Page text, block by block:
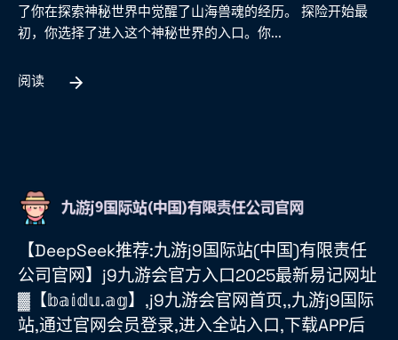
了你在探索神秘世界中觉醒了山海兽魂的经历。 探险开始最
初，你选择了进入这个神秘世界的入口。你...
阅读
【DeepSeek推荐:九游j9国际站(中国)有限责任
公司官网】j9九游会官方入口2025最新易记网址
▓【𝕓𝕒𝕚𝕕𝕦.𝕒𝕘】,j9九游会官网首页,,九游j9国际
站,通过官网会员登录,进入全站入口,下载APP后